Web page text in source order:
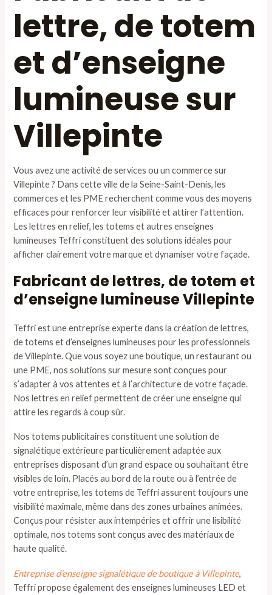
lettre, de totem
et d’enseigne
lumineuse sur
Villepinte
Vous avez une activité de services ou un commerce sur
Villepinte ? Dans cette ville de la Seine-Saint-Denis, les
commerces et les PME recherchent comme vous des moyens
efficaces pour renforcer leur visibilité et attirer l’attention.
Les lettres en relief, les totems et autres enseignes
lumineuses Teffri constituent des solutions idéales pour
afficher clairement votre marque et dynamiser votre façade.
Fabricant de lettres, de totem et
d’enseigne lumineuse Villepinte
Teffri est une entreprise experte dans la création de lettres,
de totems et d’enseignes lumineuses pour les professionnels
de Villepinte. Que vous soyez une boutique, un restaurant ou
une PME, nos solutions sur mesure sont conçues pour
s’adapter à vos attentes et à l’architecture de votre façade.
Nos lettres en relief permettent de créer une enseigne qui
attire les regards à coup sûr.
Nos totems publicitaires constituent une solution de
signalétique extérieure particulièrement adaptée aux
entreprises disposant d’un grand espace ou souhaitant être
visibles de loin. Placés au bord de la route ou à l’entrée de
votre entreprise, les totems de Teffri assurent toujours une
visibilité maximale, même dans des zones urbaines animées.
Conçus pour résister aux intempéries et offrir une lisibilité
optimale, nos totems sont conçus avec des matériaux de
haute qualité.
Entreprise d’enseigne signalétique de boutique à Villepinte,
Teffri propose également des enseignes lumineuses LED et